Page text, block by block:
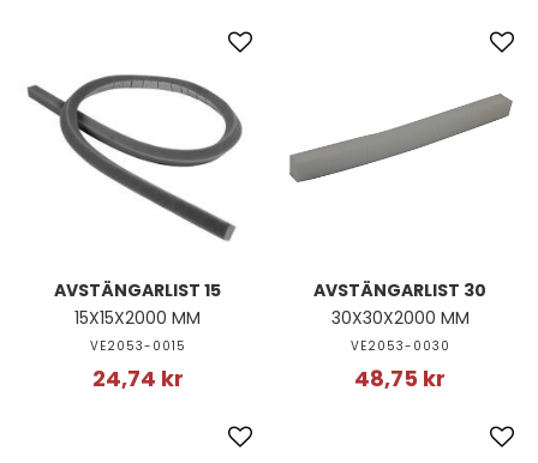
AVSTÄNGARLIST 15
15X15X2000 MM
VE2053-0015
24,74 kr
AVSTÄNGARLIST 30
30X30X2000 MM
VE2053-0030
48,75 kr